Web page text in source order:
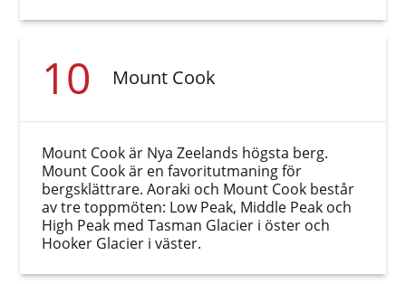
10 Mount Cook
Mount Cook är Nya Zeelands högsta berg.
Mount Cook är en favoritutmaning för
bergsklättrare. Aoraki och Mount Cook består
av tre toppmöten: Low Peak, Middle Peak och
High Peak med Tasman Glacier i öster och
Hooker Glacier i väster.